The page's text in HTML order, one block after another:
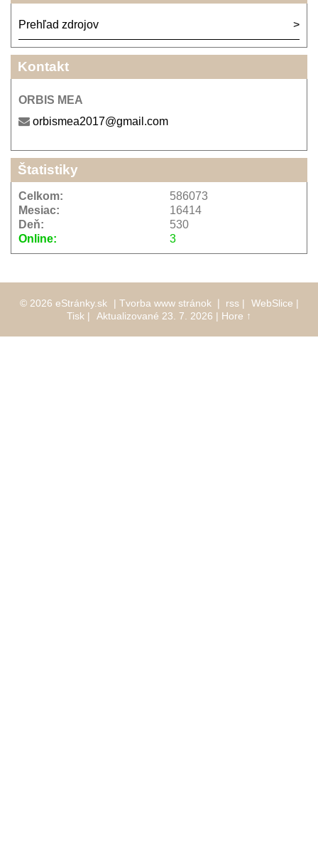
Prehľad zdrojov
Kontakt
ORBIS MEA
orbismea2017@gmail.com
Štatistiky
Online: 3
Celkom:
586073
Mesiac:
16414
Deň:
530
© 2026 eStránky.sk | Tvorba www stránok❘ rss| WebSlice |
Tisk | Aktualizované 23. 7. 2026 | Hore ↑